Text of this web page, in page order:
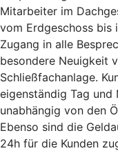
Mitarbeiter im
vom Erdgeschoss bis
Zugang in alle
besondere Neuigkeit
Schließfachanlage.
eigenständig Tag und
unabhängig von den
Ebenso sind die
24h für die Kunden